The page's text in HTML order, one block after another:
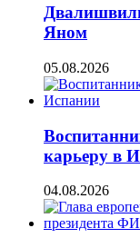
Яном
05.08.2026
карьеру в
04.08.2026